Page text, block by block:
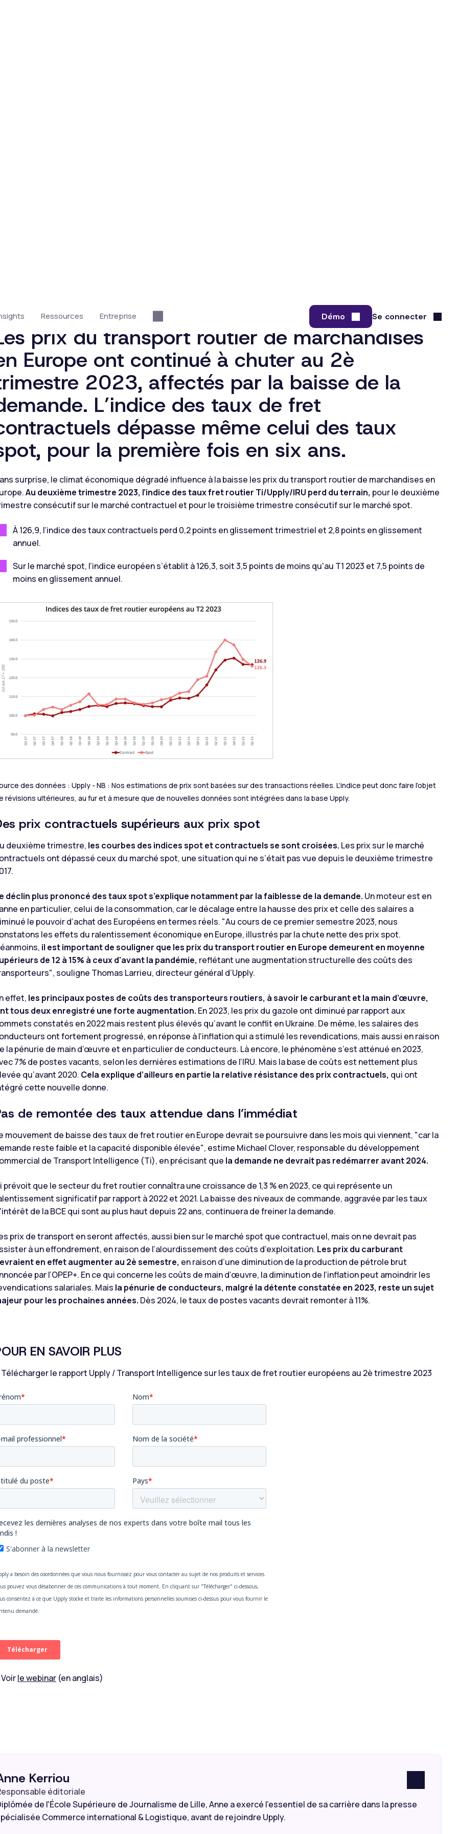
prix du transport routier de marchandises
Europe ont continué à chuter au 2è
2023, affectés par la baisse de la
L’indice des taux de fret
dépasse même celui des taux
pour la première fois en six ans.
surprise, le climat économique dégradé influence à la baisse les prix du transport routier de marchandises en
Au deuxième trimestre 2023, l’indice des taux fret routier Ti/Upply/IRU perd du terrain, pour le deuxième
consécutif sur le marché contractuel et pour le troisième trimestre consécutif sur le marché spot.
À 126,9, l’indice des taux contractuels perd 0,2 points en glissement trimestriel et 2,8 points en glissement
annuel.
Sur le marché spot, l’indice européen s’établit à 126,3, soit 3,5 points de moins qu'au T1 2023 et 7,5 points de
moins en glissement annuel.
des données : Upply - NB : Nos estimations de prix sont basées sur des transactions réelles. L’indice peut donc faire l’objet
révisions ultérieures, au fur et à mesure que de nouvelles données sont intégrées dans la base Upply.
prix contractuels supérieurs aux prix spot
deuxième trimestre, les courbes des indices spot et contractuels se sont croisées. Les prix sur le marché
ont dépassé ceux du marché spot, une situation qui ne s’était pas vue depuis le deuxième trimestre
déclin plus prononcé des taux spot s’explique notamment par la faiblesse de la demande. Un moteur est en
en particulier, celui de la consommation, car le décalage entre la hausse des prix et celle des salaires a
le pouvoir d’achat des Européens en termes réels. "Au cours de ce premier semestre 2023, nous
les effets du ralentissement économique en Europe, illustrés par la chute nette des prix spot.
il est important de souligner que les prix du transport routier en Europe demeurent en moyenne
de 12 à 15% à ceux d'avant la pandémie, reflétant une augmentation structurelle des coûts des
, souligne Thomas Larrieu, directeur général d’Upply.
effet, les principaux postes de coûts des transporteurs routiers, à savoir le carburant et la main d’œuvre,
tous deux enregistré une forte augmentation. En 2023, les prix du gazole ont diminué par rapport aux
constatés en 2022 mais restent plus élevés qu’avant le conflit en Ukraine. De même, les salaires des
ont fortement progressé, en réponse à l’inflation qui a stimulé les revendications, mais aussi en raison
la pénurie de main d’œuvre et en particulier de conducteurs. Là encore, le phénomène s’est atténué en 2023,
7% de postes vacants, selon les dernières estimations de l’IRU. Mais la base de coûts est nettement plus
qu’avant 2020. Cela explique d’ailleurs en partie la relative résistance des prix contractuels, qui ont
cette nouvelle donne.
de remontée des taux attendue dans l’immédiat
mouvement de baisse des taux de fret routier en Europe devrait se poursuivre dans les mois qui viennent, "car la
reste faible et la capacité disponible élevée", estime Michael Clover, responsable du développement
de Transport Intelligence (Ti), en précisant que la demande ne devrait pas redémarrer avant 2024.
prévoit que le secteur du fret routier connaîtra une croissance de 1,3 % en 2023, ce qui représente un
significatif par rapport à 2022 et 2021. La baisse des niveaux de commande, aggravée par les taux
de la BCE qui sont au plus haut depuis 22 ans, continuera de freiner la demande.
prix de transport en seront affectés, aussi bien sur le marché spot que contractuel, mais on ne devrait pas
à un effondrement, en raison de l’alourdissement des coûts d’exploitation. Les prix du carburant
en effet augmenter au 2è semestre, en raison d’une diminution de la production de pétrole brut
par l’OPEP+. En ce qui concerne les coûts de main d’œuvre, la diminution de l’inflation peut amoindrir les
salariales. Mais la pénurie de conducteurs, malgré la détente constatée en 2023, reste un sujet
pour les prochaines années. Dès 2024, le taux de postes vacants devrait remonter à 11%.
EN SAVOIR PLUS
Télécharger le rapport Upply / Transport Intelligence sur les taux de fret routier européens au 2è trimestre 2023
Voirle webinar (en anglais)
Kerriou
éditoriale
de l'École Supérieure de Journalisme de Lille, Anne a exercé l’essentiel de sa carrière dans la presse
Commerce international & Logistique, avant de rejoindre Upply.